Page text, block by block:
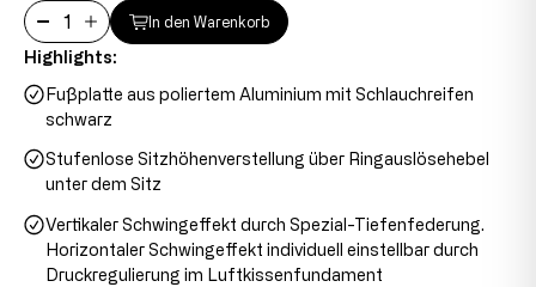
In den Warenkorb
Highlights:
Fußplatte aus poliertem Aluminium mit Schlauchreifen
schwarz
Stufenlose Sitzhöhenverstellung über Ringauslösehebel
unter dem Sitz
Vertikaler Schwingeffekt durch Spezial-Tiefenfederung.
Horizontaler Schwingeffekt individuell einstellbar durch
Druckregulierung im Luftkissenfundament